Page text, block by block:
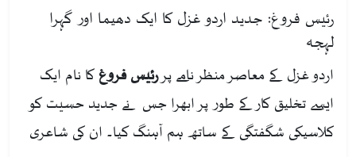
رئیس فروغ: جدید اردو غزل کا ایک دھیما اور گہرا
لہجہ
اردو غزل کے معاصر منظر نامے پررئیس فروغکا نام ایک
ایسے تخلیق کار کے طور پر ابھرا جس نے جدید حسیت کو
کلاسیکی شگفتگی کے ساتھ ہم آہنگ کیا۔ ان کی شاعری